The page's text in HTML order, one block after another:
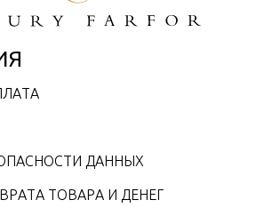
ДАННЫХ
ТОВАРА И ДЕНЕГ